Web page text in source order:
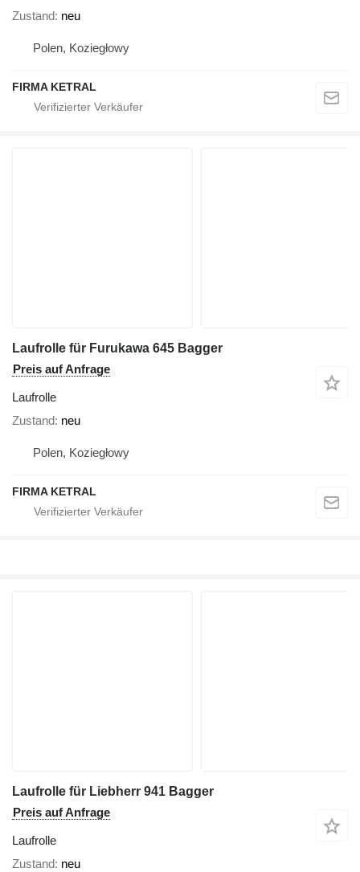
Zustand neu
Polen, Koziegłowy
FIRMA KETRAL
Laufrolle für Furukawa 645 Bagger
Preis auf Anfrage
Laufrolle
Zustand neu
Polen, Koziegłowy
FIRMA KETRAL
Laufrolle für Liebherr 941 Bagger
Preis auf Anfrage
Laufrolle
Zustand neu